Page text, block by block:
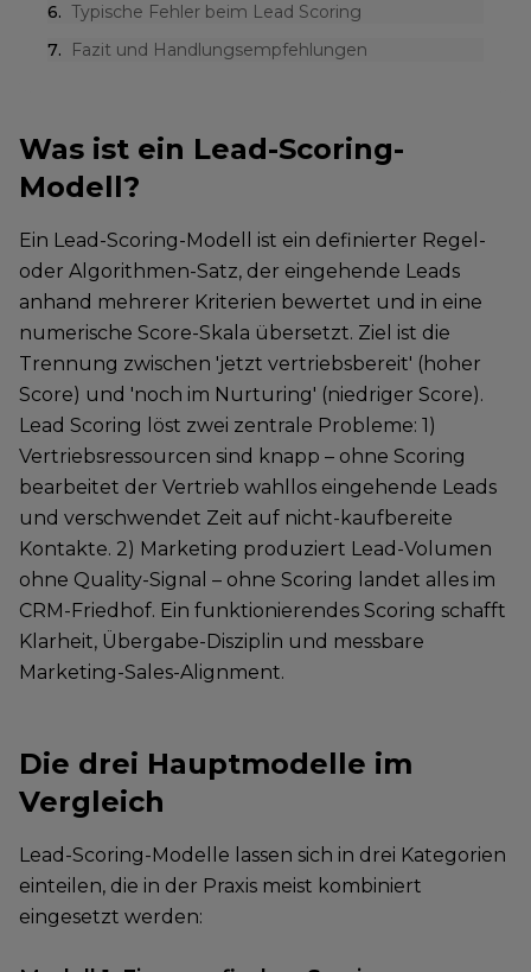
6. Typische Fehler beim Lead Scoring
7. Fazit und Handlungsempfehlungen
Was ist ein Lead-Scoring-
Modell?
Ein Lead-Scoring-Modell ist ein definierter Regel-
oder Algorithmen-Satz, der eingehende Leads
anhand mehrerer Kriterien bewertet und in eine
numerische Score-Skala übersetzt. Ziel ist die
Trennung zwischen 'jetzt vertriebsbereit' (hoher
Score) und 'noch im Nurturing' (niedriger Score).
Lead Scoring löst zwei zentrale Probleme: 1)
Vertriebsressourcen sind knapp – ohne Scoring
bearbeitet der Vertrieb wahllos eingehende Leads
und verschwendet Zeit auf nicht-kaufbereite
Kontakte. 2) Marketing produziert Lead-Volumen
ohne Quality-Signal – ohne Scoring landet alles im
CRM-Friedhof. Ein funktionierendes Scoring schafft
Klarheit, Übergabe-Disziplin und messbare
Marketing-Sales-Alignment.
Die drei Hauptmodelle im
Vergleich
Lead-Scoring-Modelle lassen sich in drei Kategorien
einteilen, die in der Praxis meist kombiniert
eingesetzt werden: